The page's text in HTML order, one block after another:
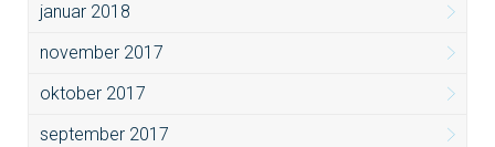
januar 2018
november 2017
oktober 2017
september 2017